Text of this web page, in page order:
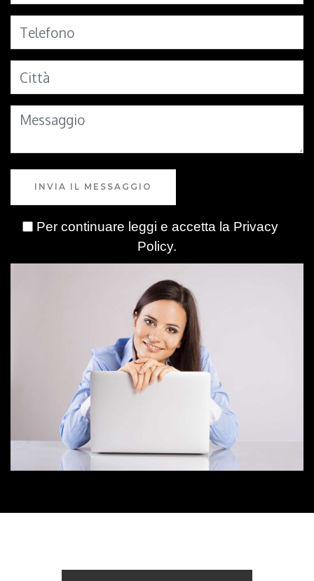
INVIA IL MESSAGGIO
Per continuare leggi e accetta la Privacy
Policy.